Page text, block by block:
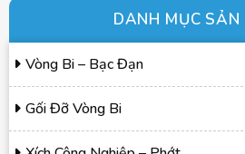
DANH MỤC SẢN
Vòng Bi – Bạc Đạn
Gối Đỡ Vòng Bi